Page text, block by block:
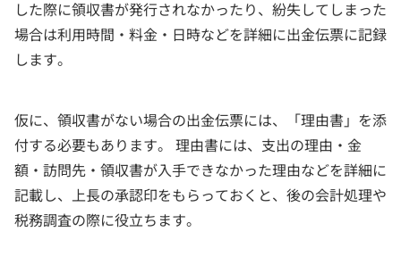
した際に領収書が発行されなかったり、紛失してしまった
場合は利用時間・料金・日時などを詳細に出金伝票に記録
します。
仮に、領収書がない場合の出金伝票には、「理由書」を添
付する必要もあります。 理由書には、支出の理由・金
額・訪問先・領収書が入手できなかった理由などを詳細に
記載し、上長の承認印をもらっておくと、後の会計処理や
税務調査の際に役立ちます。